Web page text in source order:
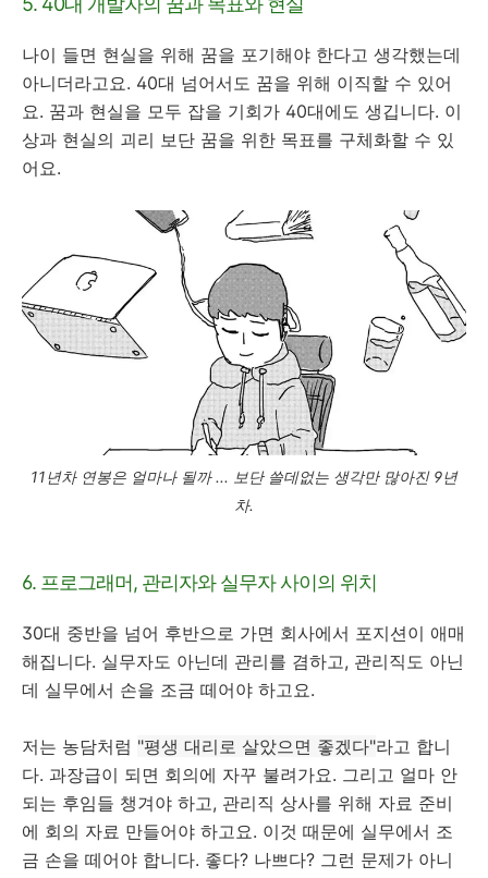
나이 들면 현실을 위해 꿈을 포기해야 한다고 생각했는데
아니더라고요. 40대 넘어서도 꿈을 위해 이직할 수 있어
요. 꿈과 현실을 모두 잡을 기회가 40대에도 생깁니다. 이
상과 현실의 괴리 보단 꿈을 위한 목표를 구체화할 수 있
어요.
11년차 연봉은 얼마나 될까 ... 보단 쓸데없는 생각만 많아진 9년
차.
6. 프로그래머, 관리자와 실무자 사이의 위치
30대 중반을 넘어 후반으로 가면 회사에서 포지션이 애매
해집니다. 실무자도 아닌데 관리를 겸하고, 관리직도 아닌
데 실무에서 손을 조금 떼어야 하고요.
저는 농담처럼 "평생 대리로 살았으면 좋겠다"라고 합니
다. 과장급이 되면 회의에 자꾸 불려가요. 그리고 얼마 안
되는 후임들 챙겨야 하고, 관리직 상사를 위해 자료 준비
에 회의 자료 만들어야 하고요. 이것 때문에 실무에서 조
금 손을 떼어야 합니다. 좋다? 나쁘다? 그런 문제가 아니